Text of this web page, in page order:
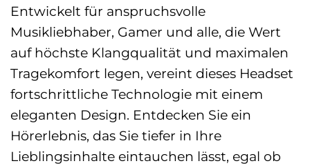
Entwickelt für anspruchsvolle
Musikliebhaber, Gamer und alle, die Wert
auf höchste Klangqualität und maximalen
Tragekomfort legen, vereint dieses Headset
fortschrittliche Technologie mit einem
eleganten Design. Entdecken Sie ein
Hörerlebnis, das Sie tiefer in Ihre
Lieblingsinhalte eintauchen lässt, egal ob